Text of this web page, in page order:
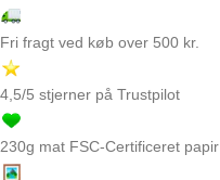
Fri fragt ved køb over 500 kr.
4,5/5 stjerner på Trustpilot
230g mat FSC-Certificeret papir